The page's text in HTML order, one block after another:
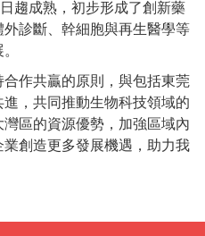
趨成熟，初步形成了創新藥
診斷、幹細胞與再生醫學等
作共贏的原則，與包括東莞
，共同推動生物科技領域的
區的資源優勢，加強區域內
創造更多發展機遇，助力我